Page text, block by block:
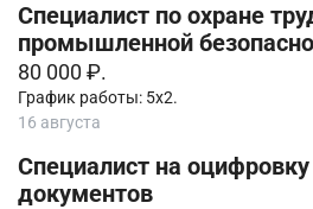
Специалист по охране
промышленной
80 000 ₽.
График работы: 5х2.
16 августа
Специалист на
документов